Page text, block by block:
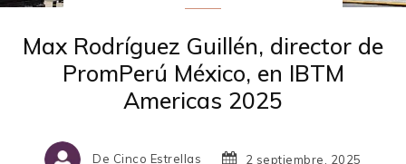
Max Rodríguez Guillén, director de
PromPerú México, en IBTM
Americas 2025
De Cinco Estrellas 2 septiembre, 2025